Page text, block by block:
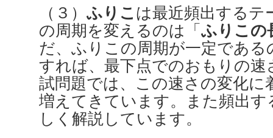
（３） ふりこは最近頻出するテ
の周期を変えるのは「ふりこの
だ、ふりこの周期が一定であ
すれば、最下点でのおもりの
試問題では、この速さの変化に
増えてきています。また頻出
しく解説しています。